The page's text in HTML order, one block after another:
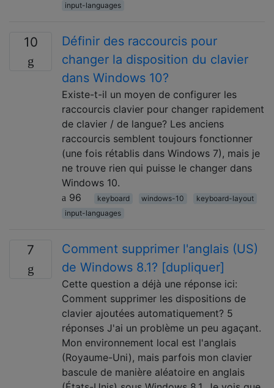
input-languages
10
Définir des raccourcis pour
changer la disposition du clavier
dans Windows 10?
Existe-t-il un moyen de configurer les
raccourcis clavier pour changer rapidement
de clavier / de langue? Les anciens
raccourcis semblent toujours fonctionner
(une fois rétablis dans Windows 7), mais je
ne trouve rien qui puisse le changer dans
Windows 10.
96
keyboard windows-10
keyboard-layout
input-languages
7
Comment supprimer l'anglais (US)
de Windows 8.1? [dupliquer]
Cette question a déjà une réponse ici:
Comment supprimer les dispositions de
clavier ajoutées automatiquement? 5
réponses J'ai un problème un peu agaçant.
Mon environnement local est l'anglais
(Royaume-Uni), mais parfois mon clavier
bascule de manière aléatoire en anglais